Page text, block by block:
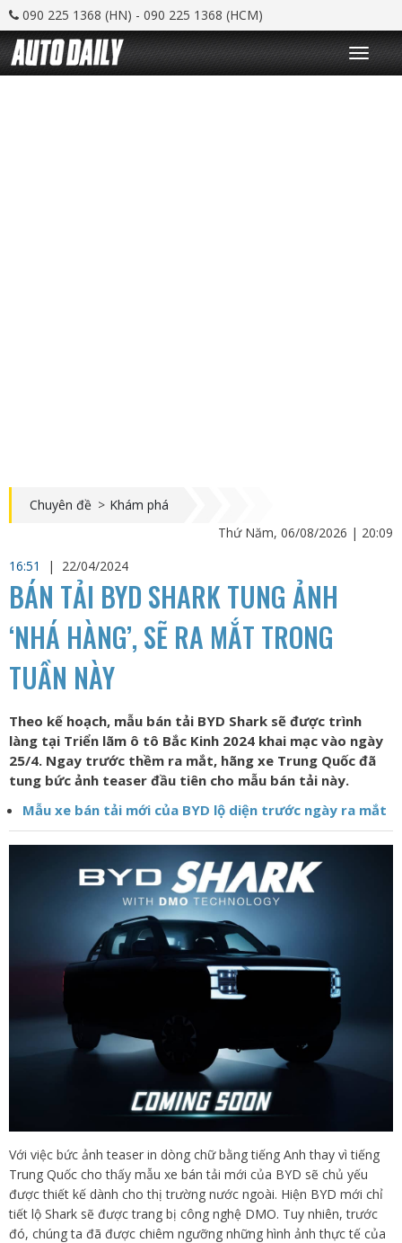
090 225 1368 (HN) - 090 225 1368 (HCM)
T
o
g
Chuyên đề > Khám phá
Thứ Năm, 06/08/2026 | 20:09
16:51
| 22/04/2024
BÁN TẢI BYD SHARK TUNG ẢNH
‘NHÁ HÀNG’, SẼ RA MẮT TRONG
TUẦN NÀY
Theo kế hoạch, mẫu bán tải BYD Shark sẽ được trình
làng tại Triển lãm ô tô Bắc Kinh 2024 khai mạc vào ngày
25/4. Ngay trước thềm ra mắt, hãng xe Trung Quốc đã
tung bức ảnh teaser đầu tiên cho mẫu bán tải này.
Mẫu xe bán tải mới của BYD lộ diện trước ngày ra mắt
Với việc bức ảnh teaser in dòng chữ bằng tiếng Anh thay vì tiếng
Trung Quốc cho thấy mẫu xe bán tải mới của BYD sẽ chủ yếu
được thiết kế dành cho thị trường nước ngoài. Hiện BYD mới chỉ
tiết lộ Shark sẽ được trang bị công nghệ DMO. Tuy nhiên, trước
đó, chúng ta đã được chiêm ngưỡng những hình ảnh thực tế của